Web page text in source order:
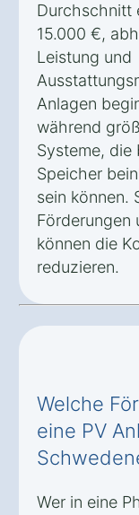
Durchschnitt
15.000 €,
Leistung und
Anlagen
während
Systeme, die
Speicher
sein können.
Förderungen
können die
reduzieren.
Welche
eine PV
Wer in eine